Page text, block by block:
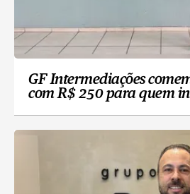
GF Intermediações
com R$ 250 para quem